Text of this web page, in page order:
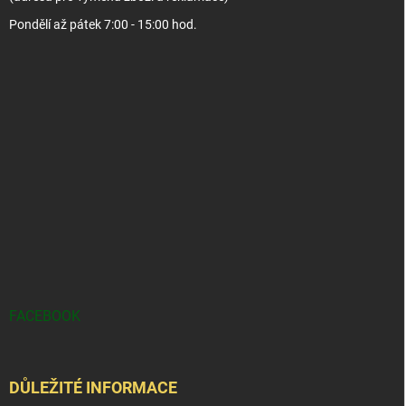
Pondělí až pátek 7:00 - 15:00 hod.
FACEBOOK
DŮLEŽITÉ INFORMACE